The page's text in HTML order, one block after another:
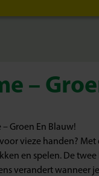
–
Groen En Blauw!
vieze handen?
en spelen. De
verandert wanneer